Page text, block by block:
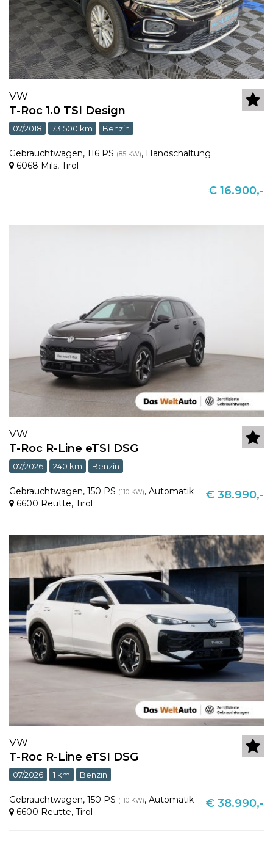
VW
T-Roc 1.0 TSI Design
07/2018 73.500 km Benzin
Gebrauchtwagen, 116 PS (85 KW), Handschaltung
6068 Mils, Tirol
€ 16.900,-
VW
T-Roc R-Line eTSI DSG
07/2026 240 km Benzin
Gebrauchtwagen, 150 PS (110 KW), Automatik
6600 Reutte, Tirol
€ 38.990,-
VW
T-Roc R-Line eTSI DSG
07/2026 1 km Benzin
Gebrauchtwagen, 150 PS (110 KW), Automatik
6600 Reutte, Tirol
€ 38.990,-